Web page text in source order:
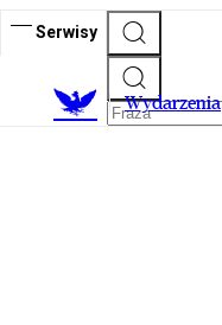
Serwisy
Wydarzenia